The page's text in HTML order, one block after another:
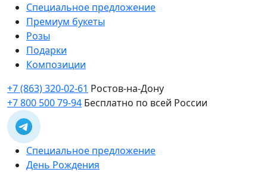
Специальное предложение
Премиум букеты
Розы
Подарки
Композиции
+7 (863) 320-02-61 Ростов-на-Дону
+7 800 500 79-94 Бесплатно по всей России
Специальное предложение
День Рождения